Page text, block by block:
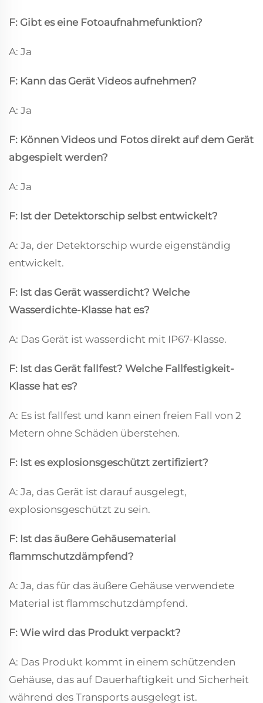
F: Gibt es eine Fotoaufnahmefunktion?
A: Ja
F: Kann das Gerät Videos aufnehmen?
A: Ja
F: Können Videos und Fotos direkt auf dem Gerät
abgespielt werden?
A: Ja
F: Ist der Detektorschip selbst entwickelt?
A: Ja, der Detektorschip wurde eigenständig
entwickelt.
F: Ist das Gerät wasserdicht? Welche
Wasserdichte-Klasse hat es?
A: Das Gerät ist wasserdicht mit IP67-Klasse.
F: Ist das Gerät fallfest? Welche Fallfestigkeit-
Klasse hat es?
A: Es ist fallfest und kann einen freien Fall von 2
Metern ohne Schäden überstehen.
F: Ist es explosionsgeschützt zertifiziert?
A: Ja, das Gerät ist darauf ausgelegt,
explosionsgeschützt zu sein.
F: Ist das äußere Gehäusematerial
flammschutzdämpfend?
A: Ja, das für das äußere Gehäuse verwendete
Material ist flammschutzdämpfend.
F: Wie wird das Produkt verpackt?
A: Das Produkt kommt in einem schützenden
Gehäuse, das auf Dauerhaftigkeit und Sicherheit
während des Transports ausgelegt ist.